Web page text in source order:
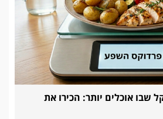
שבו אוכלים יותר: הכירו את